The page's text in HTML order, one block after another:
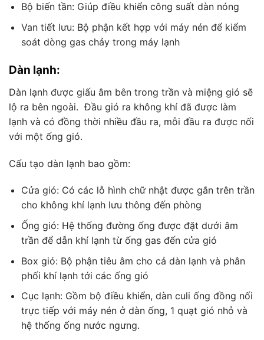
Bộ biến tần: Giúp điều khiển công suất dàn nóng
Van tiết lưu: Bộ phận kết hợp với máy nén để kiểm
soát dòng gas chảy trong máy lạnh
Dàn lạnh:
Dàn lạnh được giấu âm bên trong trần và miệng gió sẽ
lộ ra bên ngoài. Đầu gió ra không khí đã được làm
lạnh và có đồng thời nhiều đầu ra, mỗi đầu ra được nối
với một ống gió.
Cấu tạo dàn lạnh bao gồm:
Cửa gió: Có các lỗ hình chữ nhật được gắn trên trần
cho không khí lạnh lưu thông đến phòng
Ống gió: Hệ thống đường ống được đặt dưới âm
trần để dẫn khí lạnh từ ống gas đến cửa gió
Box gió: Bộ phận tiêu âm cho cả dàn lạnh và phân
phối khí lạnh tới các ống gió
Cục lạnh: Gồm bộ điều khiển, dàn culi ống đồng nối
trực tiếp với máy nén ở dàn ống, 1 quạt gió nhỏ và
hệ thống ống nước ngưng.